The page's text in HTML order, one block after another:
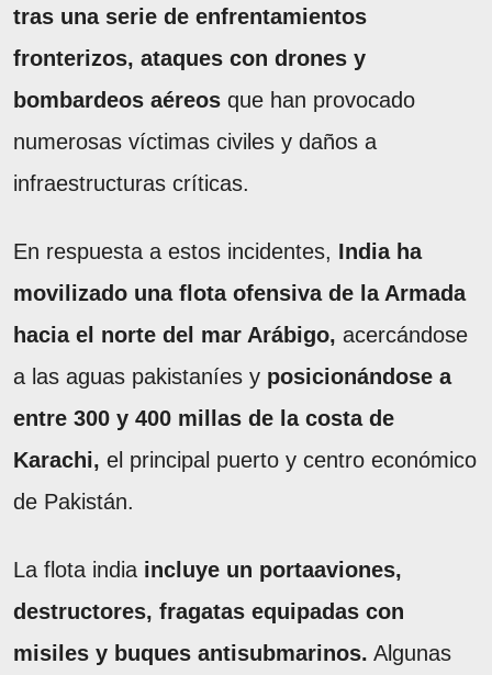
tras una serie de enfrentamientos
fronterizos, ataques con drones y
bombardeos aéreos que han provocado
numerosas víctimas civiles y daños a
infraestructuras críticas.
En respuesta a estos incidentes, India ha
movilizado una flota ofensiva de la Armada
hacia el norte del mar Arábigo, acercándose
a las aguas pakistaníes y posicionándose a
entre 300 y 400 millas de la costa de
Karachi, el principal puerto y centro económico
de Pakistán.
La flota india incluye un portaaviones,
destructores, fragatas equipadas con
misiles y buques antisubmarinos. Algunas